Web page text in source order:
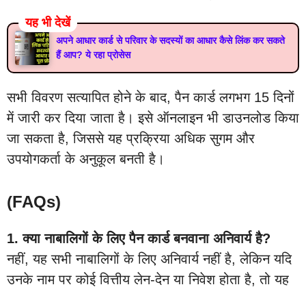
यह भी देखें
अपने आधार कार्ड से परिवार के सदस्यों का आधार कैसे लिंक कर सकते
हैं आप? ये रहा प्रोसेस
सभी विवरण सत्यापित होने के बाद, पैन कार्ड लगभग 15 दिनों
में जारी कर दिया जाता है। इसे ऑनलाइन भी डाउनलोड किया
जा सकता है, जिससे यह प्रक्रिया अधिक सुगम और
उपयोगकर्ता के अनुकूल बनती है।
(FAQs)
1. क्या नाबालिगों के लिए पैन कार्ड बनवाना अनिवार्य है?
नहीं, यह सभी नाबालिगों के लिए अनिवार्य नहीं है, लेकिन यदि
उनके नाम पर कोई वित्तीय लेन-देन या निवेश होता है, तो यह